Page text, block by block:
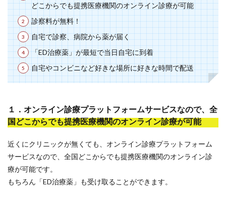
どこからでも提携医療機関のオンライン診療が可能
診察料が無料！
自宅で診察、病院から薬が届く
「ED治療薬」が最短で当日自宅に到着
自宅やコンビニなど好きな場所に好きな時間で配送
１．オンライン診療プラットフォームサービスなので、全
国どこからでも提携医療機関のオンライン診療が可能
近くにクリニックが無くても、オンライン診療プラットフォーム
サービスなので、全国どこからでも提携医療機関のオンライン診
療が可能です。
もちろん「ED治療薬」も受け取ることができます。